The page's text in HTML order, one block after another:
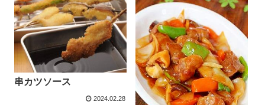
串カツソース
2024.02.28